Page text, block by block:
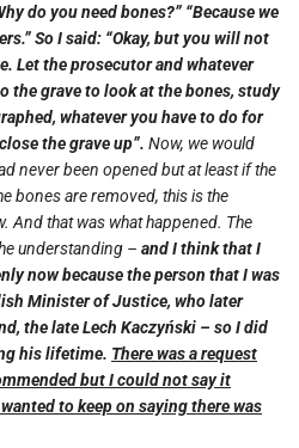
do you need bones?” “Because we
So I said: “Okay, but you will not
Let the prosecutor and whatever
grave to look at the bones, study
whatever you have to do for
the grave up”. Now, we would
never been opened but at least if the
bones are removed, this is the
And that was what happened. The
understanding – and I think that I
now because the person that I was
Minister of Justice, who later
the late Lech Kaczyński – so I did
his lifetime. There was a request
but I could not say it
to keep on saying there was